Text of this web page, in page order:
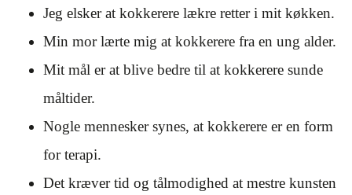
Jeg elsker at kokkerere lækre retter i mit køkken.
Min mor lærte mig at kokkerere fra en ung alder.
Mit mål er at blive bedre til at kokkerere sunde
måltider.
Nogle mennesker synes, at kokkerere er en form
for terapi.
Det kræver tid og tålmodighed at mestre kunsten